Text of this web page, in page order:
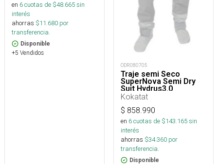
en 6cuotas de $48.665sin
interés
ahorras $11.680 por
transferencia.
Disponible
+5 Vendidos
ODR080705
Traje semi Seco
SuperNova Semi Dry
Suit Hydrus3.0
Kokatat
$ 858.990
en 6cuotas de $143.165sin
interés
ahorras $34.360 por
transferencia.
Disponible